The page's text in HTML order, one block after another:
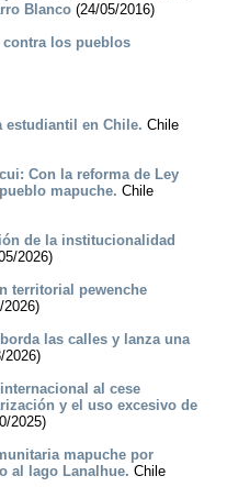
Blanco (24/05/2016)
los pueblos
estudiantil en Chile. Chile
Con la reforma de Ley
mapuche. Chile
de la institucionalidad
2026)
territorial pewenche
2026)
las calles y lanza una
2026)
al cese
y el uso excesivo de
2025)
mapuche por
al lago Lanalhue. Chile